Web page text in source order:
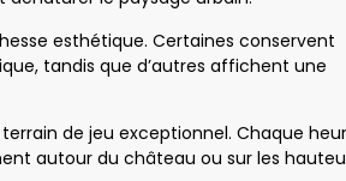
esthétique. Certaines conservent
tandis que d’autres affichent une
de jeu exceptionnel. Chaque
autour du château ou sur les